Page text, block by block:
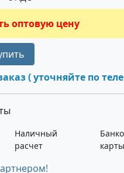
оптовую цену
( уточняйте по
Наличный
расчет
карты